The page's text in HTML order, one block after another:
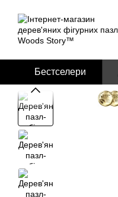
Бестселери